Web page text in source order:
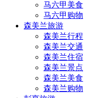
马六甲美食
马六甲购物
森美兰旅游
森美兰行程
森美兰交通
森美兰住宿
森美兰景点
森美兰美食
森美兰购物